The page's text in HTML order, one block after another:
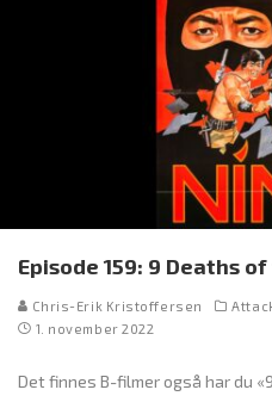
Episode 159: 9 Deaths
Chris-Erik Kristoffersen
1. november 2022
Det finnes B-filmer også har du